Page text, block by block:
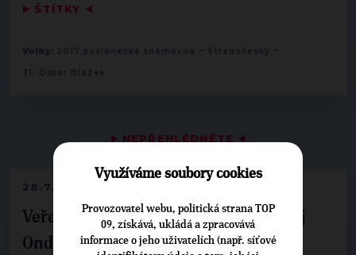
▶ NEPŘEHLÉDNĚTE ◀
28.7.2026
Veřejné finance, euro i školství. Matěj
Ondřej Havel jednal s prezidentem
▶ ŠTÍTKY ◀
Volby: 2017 poslanecká sněmovna - Středočeský -
31. Oskar Blažek
Využíváme soubory cookies
Provozovatel webu, politická strana TOP
09, získává, ukládá a zpracovává
informace o jeho uživatelích (např. síťové